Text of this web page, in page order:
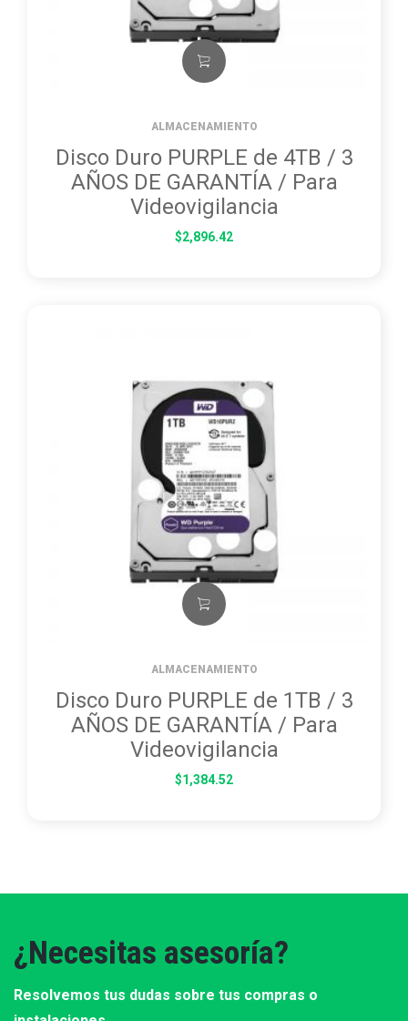
ALMACENAMIENTO
Disco Duro PURPLE de 4TB / 3
AÑOS DE GARANTÍA / Para
Videovigilancia
$2,896.42
ALMACENAMIENTO
Disco Duro PURPLE de 1TB / 3
AÑOS DE GARANTÍA / Para
Videovigilancia
$1,384.52
¿Necesitas asesoría?
Resolvemos tus dudas sobre tus compras o